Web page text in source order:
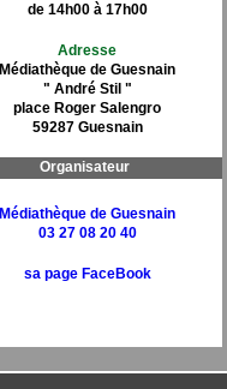
de 14h00 à 17h00
Adresse
Médiathèque de Guesnain
" André Stil "
place Roger Salengro
59287 Guesnain
Organisateur
Médiathèque de Guesnain
03 27 08 20 40
sa page FaceBook